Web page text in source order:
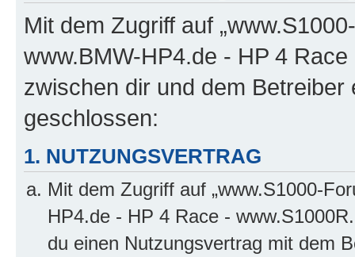
Mit dem Zugriff auf
www.BMW-HP4.de - HP 4
zwischen dir und dem
geschlossen:
1. NUTZUNGSVERTRAG
Mit dem Zugriff auf „www.S1000-
HP4.de - HP 4 Race -
du einen Nutzungsvertrag mit dem